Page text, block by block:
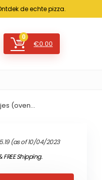
de echte pizza.
0
€0.00
(oven…
(as of 10/04/2023
FREE Shipping.